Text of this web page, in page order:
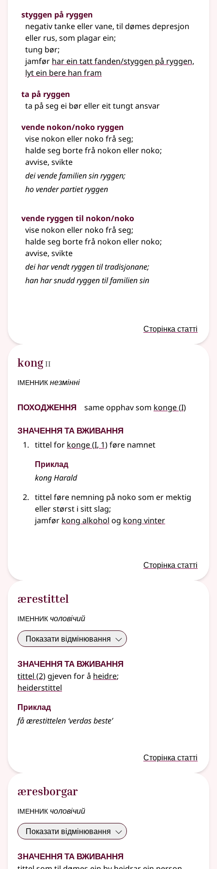
styggen på ryggen
negativ tanke eller vane, til dømes depresjon
eller rus, som plagar ein;
tung bør;
jamfør har ein tatt fanden/styggen på ryggen,
lyt ein bere han fram
ta på ryggen
ta på seg ei bør eller eit tungt ansvar
vende nokon/noko ryggen
vise nokon eller noko frå seg;
halde seg borte frå nokon eller noko;
avvise, svikte
dei vende familien sin ryggen;
ho vender partiet ryggen
vende ryggen til nokon/noko
vise nokon eller noko frå seg;
halde seg borte frå nokon eller noko;
avvise, svikte
dei har vendt ryggen til tradisjonane;
han har snudd ryggen til familien sin
Сторінка статті
kong 2
II
іменникнезмінні
Походження same opphav som konge(1
I)
Значення та вживання
tittel for konge(1
I, 1)føre namnet
Приклад
kong Harald
tittel føre nemning på noko som er mektig
eller størst i sitt slag;
jamfør kong alkohol og kong vinter
Сторінка статті
ærestittel
іменник чоловічий
Показати відмінювання
Значення та вживання
tittel (2) gjeven for å heidre;
heiderstittel
Приклад
få ærestittelen ‘verdas beste’
Сторінка статті
æresborgar
іменник чоловічий
Показати відмінювання
Значення та вживання